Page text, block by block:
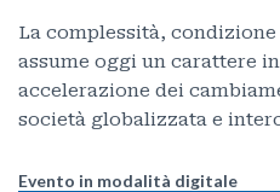
La complessità,
assume oggi un carattere
accelerazione dei
società globalizzata e
Evento in modalità digitale